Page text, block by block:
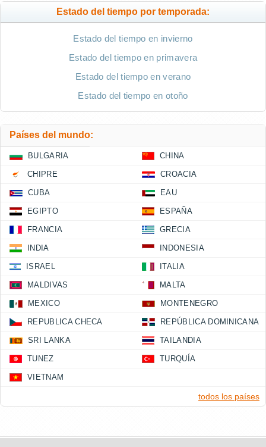
Estado del tiempo por temporada:
Estado del tiempo en invierno
Estado del tiempo en primavera
Estado del tiempo en verano
Estado del tiempo en otoño
Países del mundo:
BULGARIA CHINA
CHIPRE CROACIA
CUBA EAU
EGIPTO ESPAÑA
FRANCIA GRECIA
INDIA INDONESIA
ISRAEL ITALIA
MALDIVAS MALTA
MEXICO MONTENEGRO
REPUBLICA CHECA REPÚBLICA DOMINICANA
SRI LANKA TAILANDIA
TUNEZ TURQUÍA
VIETNAM
todos los países